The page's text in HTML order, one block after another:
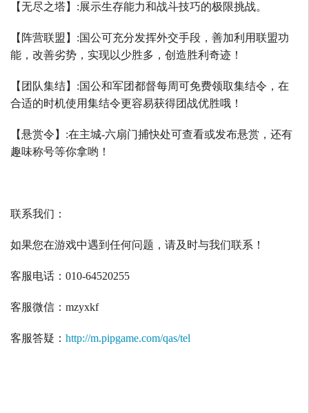
【无尽之塔】 :展示生存能力和战斗技巧的极限挑战。
【阵营联盟】 :国公可充分发挥外交手段，善加利用联盟功
能，改善劣势，实现以少胜多，创造胜利奇迹！
【团队集结】 :国公和军团都督每周可免费领取集结令，在
合适的时机使用集结令更容易获得团战优胜哦！
【悬赏令】 :在主城-六扇门捕快处可查看或发布悬赏，还有
趣味称号等你拿哟！
联系我们：
如果您在游戏中遇到任何问题，请及时与我们联系！
客服电话： 010-64520255
客服微信： mzyxkf
客服答疑： http://m.pipgame.com/qas/tel